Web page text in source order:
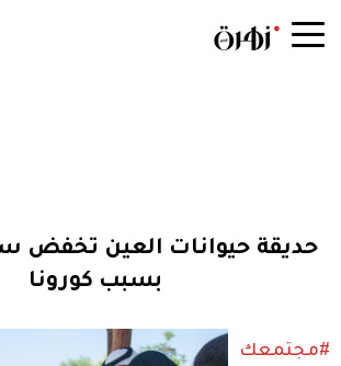
حديقة حيوانات العين تخفض
بسبب كورونا
#مجتمعك